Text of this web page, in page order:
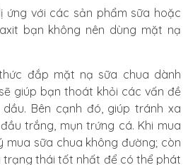
ứng với các sản phẩm sữa hoặc
bạn không nên dùng mặt nạ
đắp mặt nạ sữa chua dành
giúp bạn thoát khỏi các vấn đề
Bên cạnh đó, giúp tránh xa
trắng, mụn trứng cá. Khi mua
mua sữa chua không đường; còn
trạng thái tốt nhất để có thể phát